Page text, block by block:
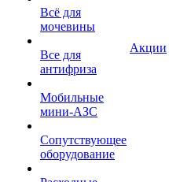
Всё для
мочевины
Все для
антифриза
Мобильные
мини-АЗС
Сопутствующее
оборудование
Акции